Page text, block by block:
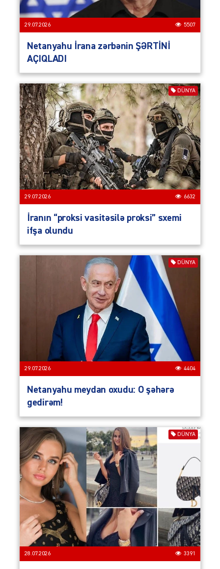
29.07.2026 5507
Netanyahu İrana zərbənin ŞƏRTİNİ
AÇIQLADI
DÜNYA
29.07.2026 6632
İranın “proksi vasitəsilə proksi” sxemi
ifşa olundu
DÜNYA
29.07.2026 4404
Netanyahu meydan oxudu: O şəhərə
gedirəm!
DÜNYA
28.07.2026 3391